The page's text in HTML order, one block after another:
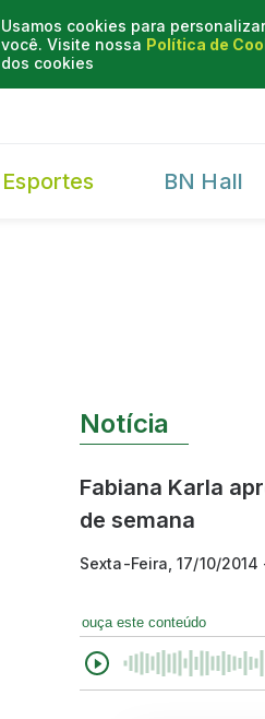
Usamos cookies para
você. Visite nossa Política de
dos cookies
Esportes BN Hall
Notícia
Fabiana Karla
de semana
Sexta-Feira, 17/10/
ouça este conteúdo